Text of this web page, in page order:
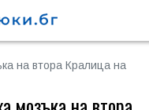
на втора Кралица на